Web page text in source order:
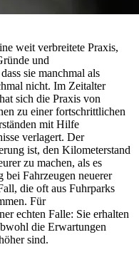
weit verbreitete Praxis,
und
sie manchmal als
nicht. Im Zeitalter
sich die Praxis von
zu einer fortschrittlichen
mit Hilfe
verlagert. Der
ist, den Kilometerstand
zu machen, als es
bei Fahrzeugen neuerer
die oft aus Fuhrparks
Für
echten Falle: Sie erhalten
die Erwartungen
sind.